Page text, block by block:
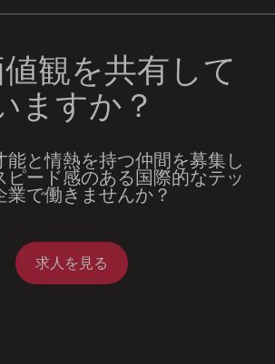
観を共有して
ますか？
能と情熱を持つ仲間を募集し
ピード感のある国際的なテッ
業で働きませんか？
求人を見る